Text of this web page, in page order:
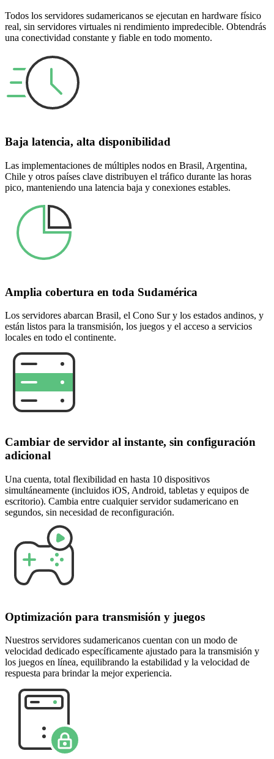
Todos los servidores sudamericanos se ejecutan en hardware físico
real, sin servidores virtuales ni rendimiento impredecible. Obtendrás
una conectividad constante y fiable en todo momento.
Baja latencia, alta disponibilidad
Las implementaciones de múltiples nodos en Brasil, Argentina,
Chile y otros países clave distribuyen el tráfico durante las horas
pico, manteniendo una latencia baja y conexiones estables.
Amplia cobertura en toda Sudamérica
Los servidores abarcan Brasil, el Cono Sur y los estados andinos, y
están listos para la transmisión, los juegos y el acceso a servicios
locales en todo el continente.
Cambiar de servidor al instante, sin configuración
adicional
Una cuenta, total flexibilidad en hasta 10 dispositivos
simultáneamente (incluidos iOS, Android, tabletas y equipos de
escritorio). Cambia entre cualquier servidor sudamericano en
segundos, sin necesidad de reconfiguración.
Optimización para transmisión y juegos
Nuestros servidores sudamericanos cuentan con un modo de
velocidad dedicado específicamente ajustado para la transmisión y
los juegos en línea, equilibrando la estabilidad y la velocidad de
respuesta para brindar la mejor experiencia.